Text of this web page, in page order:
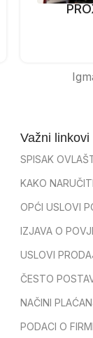
Važni linkovi
SPISAK
KAKO
OPĆI USLOVI
IZJAVA O
USLOVI
ČESTO
NAČINI
PODACI O